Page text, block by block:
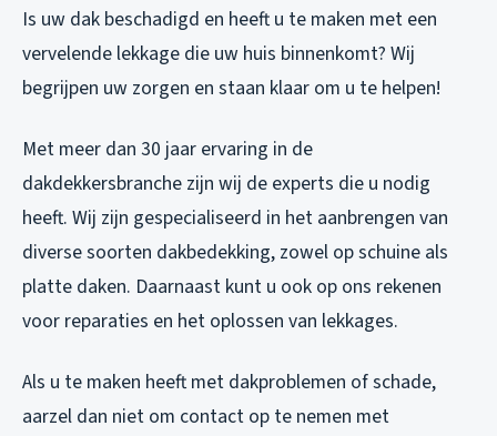
Is uw dak beschadigd en heeft u te maken met een
vervelende lekkage die uw huis binnenkomt? Wij
begrijpen uw zorgen en staan klaar om u te helpen!
Met meer dan 30 jaar ervaring in de
dakdekkersbranche zijn wij de experts die u nodig
heeft. Wij zijn gespecialiseerd in het aanbrengen van
diverse soorten dakbedekking, zowel op schuine als
platte daken. Daarnaast kunt u ook op ons rekenen
voor reparaties en het oplossen van lekkages.
Als u te maken heeft met dakproblemen of schade,
aarzel dan niet om contact op te nemen met